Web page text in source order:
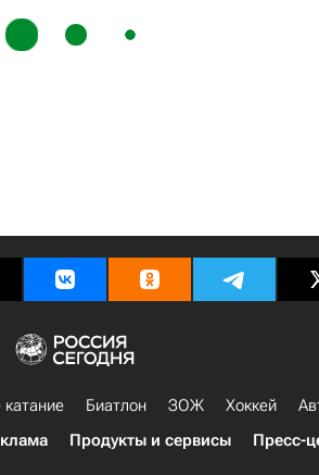
Биатлон ЗОЖ Хоккей
Продукты и сервисы Пресс-